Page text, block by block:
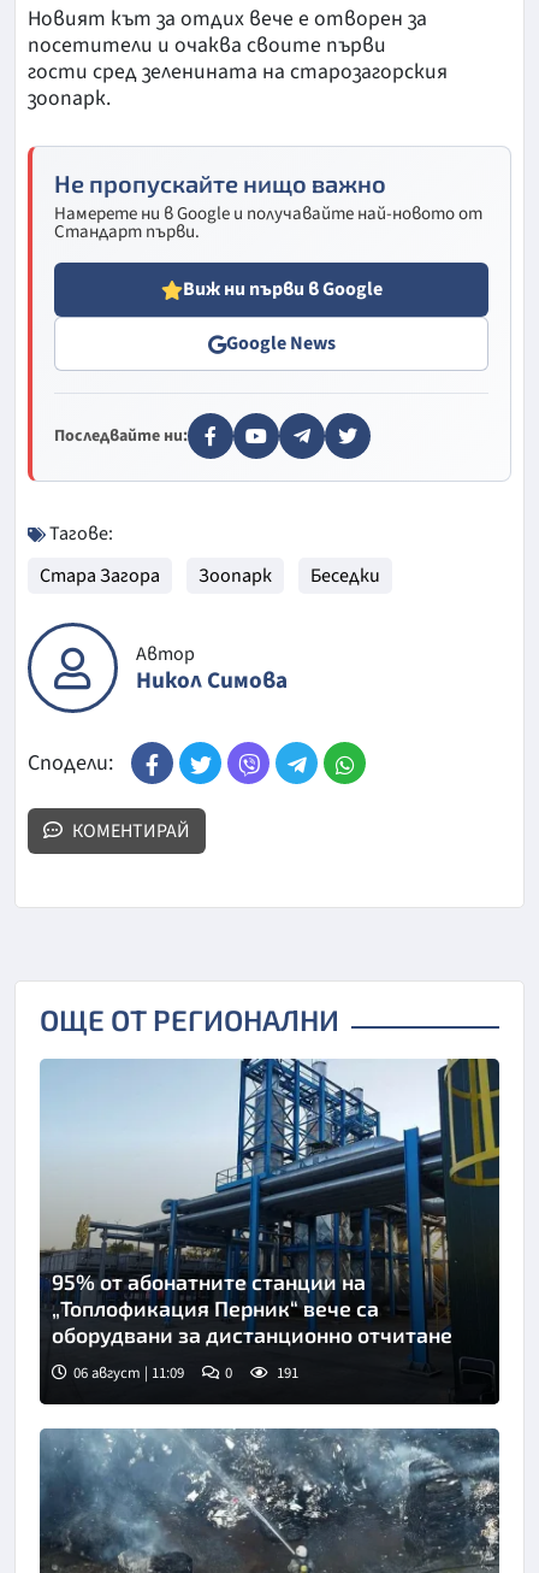
Новият кът за отдих вече е отворен за
посетители и очаква своите първи
гости сред зеленината на старозагорския
зоопарк.
Не пропускайте нищо важно
Намерете ни в Google и получавайте най-новото от
Стандарт първи.
Виж ни първи в Google
Google News
Последвайте ни:
Тагове:
Стара Загора
Зоопарк Беседки
Автор
Никол Симова
Сподели:
КОМЕНТИРАЙ
ОЩЕ ОТ РЕГИОНАЛНИ
95% от абонатните станции на
„Топлофикация Перник“ вече са
оборудвани за дистанционно отчитане
06 август | 11:09 0 191